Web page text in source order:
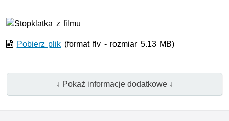
Film w formacie nieobsługiwanym przez odtwarzacz.
Pobierz plik (format flv - rozmiar 5.13 MB)
↓ Pokaż informacje dodatkowe ↓